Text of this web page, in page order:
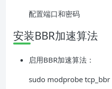
配置端口和密码
安装BBR加速算法
启用BBR加速算法：
sudo modprobe tcp_bbr